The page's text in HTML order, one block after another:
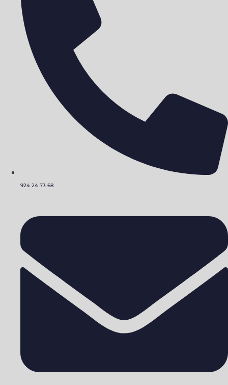
924 24 73 68